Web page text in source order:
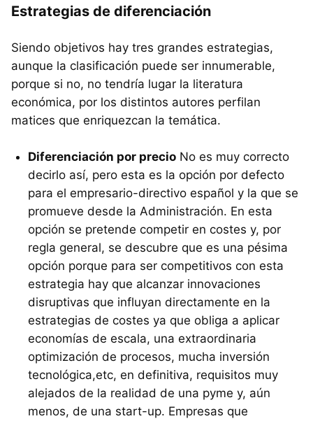
Estrategias de diferenciación
Siendo objetivos hay tres grandes estrategias,
aunque la clasificación puede ser innumerable,
porque si no, no tendría lugar la literatura
económica, por los distintos autores perfilan
matices que enriquezcan la temática.
Diferenciación por precio No es muy correcto
decirlo así, pero esta es la opción por defecto
para el empresario-directivo español y la que se
promueve desde la Administración. En esta
opción se pretende competir en costes y, por
regla general, se descubre que es una pésima
opción porque para ser competitivos con esta
estrategia hay que alcanzar innovaciones
disruptivas que influyan directamente en la
estrategias de costes ya que obliga a aplicar
economías de escala, una extraordinaria
optimización de procesos, mucha inversión
tecnológica,etc, en definitiva, requisitos muy
alejados de la realidad de una pyme y, aún
menos, de una start-up. Empresas que